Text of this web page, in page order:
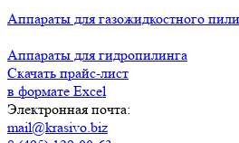
Аппараты для газожидкостного
Аппараты для гидропилинга
Скачать прайс-лист
в формате Excel
Электронная почта:
mail@krasivo.biz